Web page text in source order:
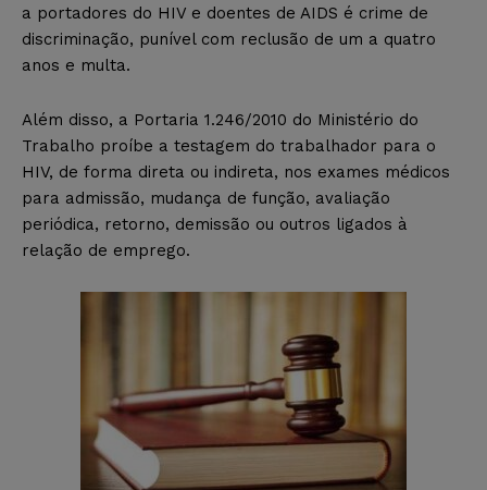
a portadores do HIV e doentes de AIDS é crime de
discriminação, punível com reclusão de um a quatro
anos e multa.
Além disso, a Portaria 1.246/2010 do Ministério do
Trabalho proíbe a testagem do trabalhador para o
HIV, de forma direta ou indireta, nos exames médicos
para admissão, mudança de função, avaliação
periódica, retorno, demissão ou outros ligados à
relação de emprego.